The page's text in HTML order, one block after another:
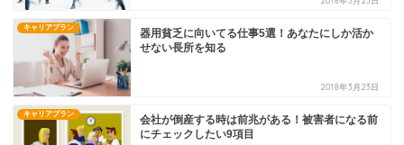
キャリアプラン
器用貧乏に向いてる仕事5選！あなたにしか活か
せない長所を知る
2018年3月23日
キャリアプラン
会社が倒産する時は前兆がある！被害者になる前
にチェックしたい9項目